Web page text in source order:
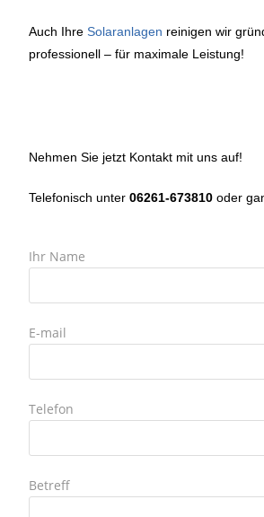
Auch IhreSolaranlagen reinigen wir
professionell – für maximale Leistung!
Nehmen Sie jetzt Kontakt mit uns auf!
Telefonisch unter06261-673810oder
Ihr Name
E-mail
Telefon
Betreff